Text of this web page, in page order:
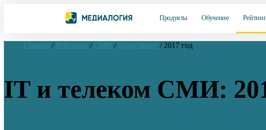
Продукты Обучение
Главная / Рейтинги / СМИ / Отраслевые / 2017 год
IT и телеком СМИ: